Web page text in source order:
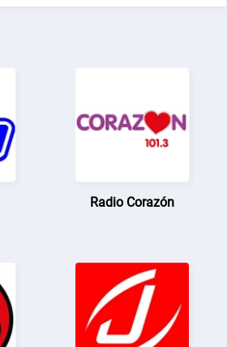
Radio Corazón